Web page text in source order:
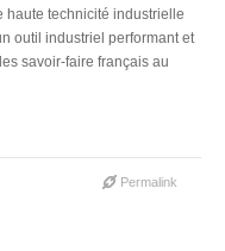
haute technicité industrielle
outil industriel performant et
savoir-faire français au
Permalink